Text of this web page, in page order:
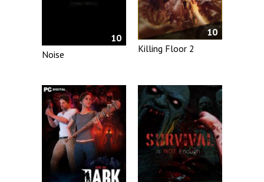
10
Noise
10
Killing Floor 2